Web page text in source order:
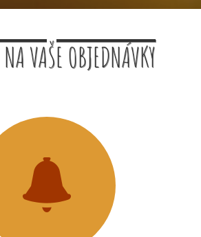
VAŠE OBJEDNÁVKY